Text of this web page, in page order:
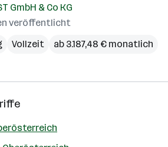
GmbH & Co KG
veröffentlicht
Vollzeit ab 3.187,48 € monatlich